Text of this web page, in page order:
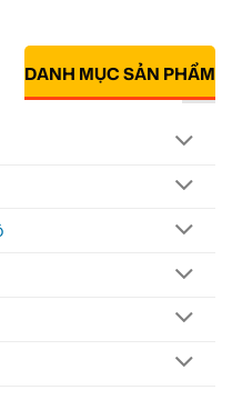
DANH MỤC SẢN PHẨM